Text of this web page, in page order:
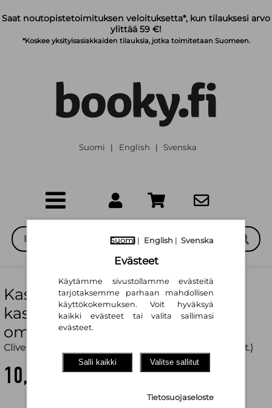
Saat noutopistetoimituksen veloituksetta*, kun tilauksesi arvo
ylittää 59 €!
*Koskee yksityisasiakkaiden tilauksia, jotka toimitetaan Suomeen.
Suomi | English | Svenska
Kasvien keksinnöt : tutustu
kasvikunnan huikeisiin
ominaisuuksiin
Clive Gifford Terhi Leskinen (käänt.)
10,30 €
Suomi | English | Svenska
Evästeet
Käytämme sivustollamme evästeitä
tarjotaksemme parhaan mahdollisen
käyttökokemuksen. Voit hyväksyä
kaikki evästeet tai valita sallimasi
evästeet.
Salli kaikki Valitse sallitut
Tietosuojaseloste